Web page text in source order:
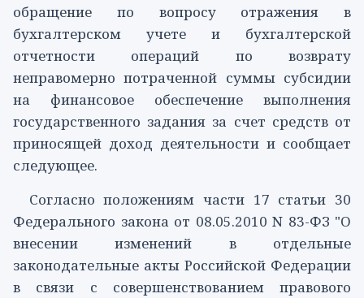
обращение по вопросу отражения в
бухгалтерском учете и бухгалтерской
отчетности операций по возврату
неправомерно потраченной суммы субсидии
на финансовое обеспечение выполнения
государственного задания за счет средств от
приносящей доход деятельности и сообщает
следующее.
Согласно положениям части 17 статьи 30
Федерального закона от 08.05.2010 N 83-ФЗ "О
внесении изменений в отдельные
законодательные акты Российской Федерации
в связи с совершенствованием правового